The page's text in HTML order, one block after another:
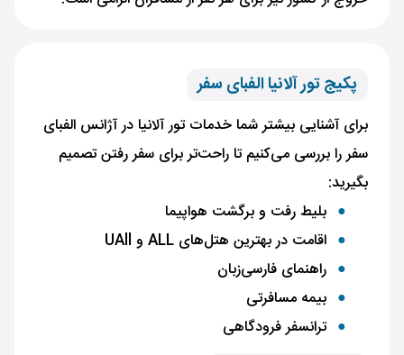
پکیج تور آلانیا الفبای سفر
برای آشنایی بیشتر شما خدمات تور آلانیا در آژانس الفبای
سفر را بررسی می‌کنیم تا راحت‌تر برای سفر رفتن تصمیم
بگیرید:
بلیط رفت و برگشت هواپیما
اقامت در بهترین هتل‌های ALL و UAll
راهنمای فارسی‌زبان
بیمه مسافرتی
ترانسفر فرودگاهی